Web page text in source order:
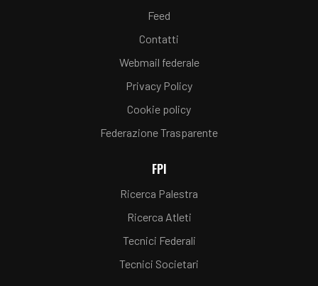
Feed
Contatti
Webmail federale
Privacy Policy
Cookie policy
Federazione Trasparente
FPI
Ricerca Palestra
Ricerca Atleti
Tecnici Federali
Tecnici Societari